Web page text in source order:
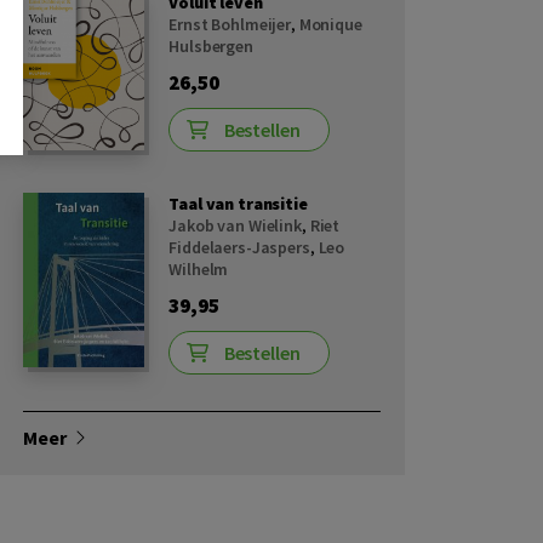
Ernst Bohlmeijer, Monique
Hulsbergen
26,50
Bestellen
Taal van transitie
Jakob van Wielink, Riet
Fiddelaers-Jaspers, Leo
Wilhelm
39,95
Bestellen
Meer